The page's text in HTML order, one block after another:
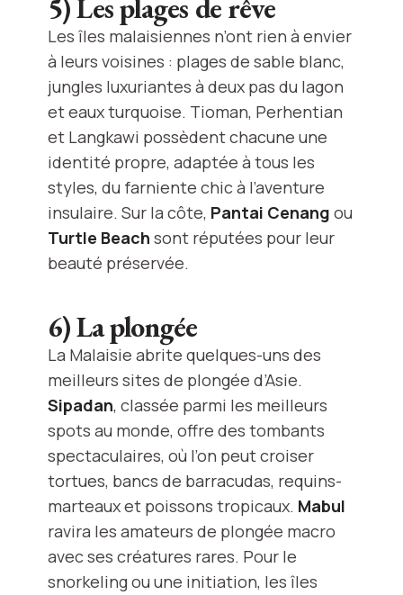
5) Les plages de rêve
Les îles malaisiennes n’ont rien à envier
à leurs voisines : plages de sable blanc,
jungles luxuriantes à deux pas du lagon
et eaux turquoise. Tioman, Perhentian
et Langkawi possèdent chacune une
identité propre, adaptée à tous les
styles, du farniente chic à l’aventure
insulaire. Sur la côte, Pantai Cenang ou
Turtle Beach sont réputées pour leur
beauté préservée.
6) La plongée
La Malaisie abrite quelques-uns des
meilleurs sites de plongée d’Asie.
Sipadan, classée parmi les meilleurs
spots au monde, offre des tombants
spectaculaires, où l’on peut croiser
tortues, bancs de barracudas, requins-
marteaux et poissons tropicaux. Mabul
ravira les amateurs de plongée macro
avec ses créatures rares. Pour le
snorkeling ou une initiation, les îles